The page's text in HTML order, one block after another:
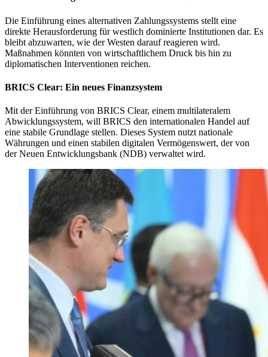
Die Einführung eines alternativen Zahlungssystems stellt eine
direkte Herausforderung für westlich dominierte Institutionen dar. Es
bleibt abzuwarten, wie der Westen darauf reagieren wird.
Maßnahmen könnten von wirtschaftlichem Druck bis hin zu
diplomatischen Interventionen reichen.
BRICS Clear: Ein neues Finanzsystem
Mit der Einführung von BRICS Clear, einem multilateralem
Abwicklungssystem, will BRICS den internationalen Handel auf
eine stabile Grundlage stellen. Dieses System nutzt nationale
Währungen und einen stabilen digitalen Vermögenswert, der von
der Neuen Entwicklungsbank (NDB) verwaltet wird.